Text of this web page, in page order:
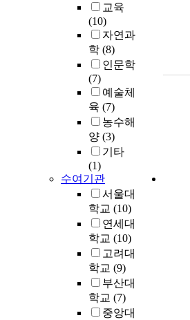
교육
(10)
자연과
학 (8)
인문학
(7)
예술체
육 (7)
농수해
양 (3)
기타
(1)
수여기관
서울대
학교 (10)
연세대
학교 (10)
고려대
학교 (9)
부산대
학교 (7)
중앙대